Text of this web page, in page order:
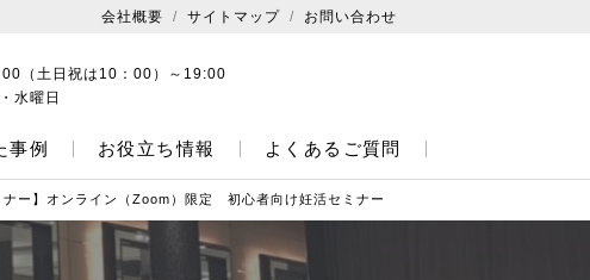
会社概要 サイトマップ お問い合わせ
（土日祝は10：00）～19:00
水曜日
事例 お役立ち情報 よくあるご質問
ナー】オンライン（Zoom）限定 初心者向け妊活セミナー